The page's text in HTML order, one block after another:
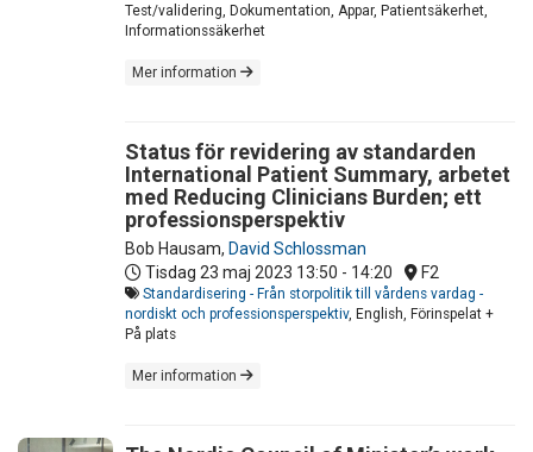
Test/validering, Dokumentation, Appar, Patientsäkerhet,
Informationssäkerhet
Mer information
Status för revidering av standarden
International Patient Summary, arbetet
med Reducing Clinicians Burden; ett
professionsperspektiv
Bob Hausam, David Schlossman
Tisdag 23 maj 2023 13:50 - 14:20 F2
Standardisering - Från storpolitik till vårdens vardag -
nordiskt och professionsperspektiv, English, Förinspelat +
På plats
Mer information